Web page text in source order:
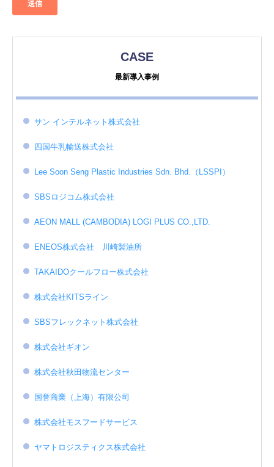
CASE
最新導入事例
サン インテルネット株式会社
四国牛乳輸送株式会社
Lee Soon Seng Plastic Industries Sdn. Bhd.（LSSPI）
SBSロジコム株式会社
AEON MALL (CAMBODIA) LOGI PLUS CO.,LTD.
ENEOS株式会社 川崎製油所
TAKAIDOクールフロー株式会社
株式会社KITSライン
SBSフレックネット株式会社
株式会社ギオン
株式会社秋田物流センター
国誉商業（上海）有限公司
株式会社モスフードサービス
ヤマトロジスティクス株式会社